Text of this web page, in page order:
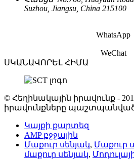
Suzhou, Jiangsu, China 215100
WhatsApp
WeChat
ՍԿԱՆԱՎՈՐԵԼ ՀԻՄԱ
© Հեղինակային իրավունք -
իրավունքները պաշտպանված
Կայքի քարտեզ
AMP բջջային
Մաքուր սենյակ, Մաքուր
մաքուր սենյակ,